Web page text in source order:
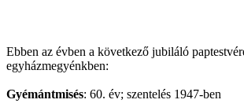
Ebben az évben a következő jubiláló
egyházmegyénkben:
Gyémántmisés: 60. év; szentelés 1947-ben